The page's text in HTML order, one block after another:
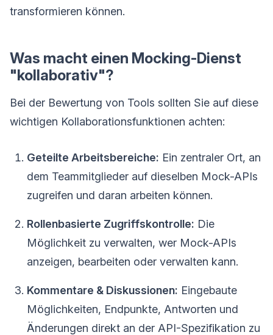
transformieren können.
Was macht einen Mocking-Dienst
"kollaborativ"?
Bei der Bewertung von Tools sollten Sie auf diese
wichtigen Kollaborationsfunktionen achten:
Geteilte Arbeitsbereiche: Ein zentraler Ort, an
dem Teammitglieder auf dieselben Mock-APIs
zugreifen und daran arbeiten können.
Rollenbasierte Zugriffskontrolle: Die
Möglichkeit zu verwalten, wer Mock-APIs
anzeigen, bearbeiten oder verwalten kann.
Kommentare & Diskussionen: Eingebaute
Möglichkeiten, Endpunkte, Antworten und
Änderungen direkt an der API-Spezifikation zu